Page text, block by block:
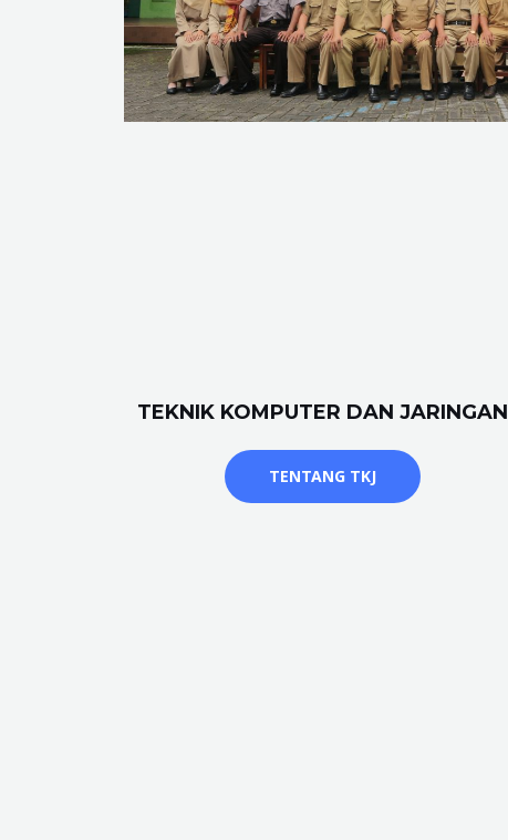
TEKNIK KOMPUTER DAN JARINGAN
TENTANG TKJ